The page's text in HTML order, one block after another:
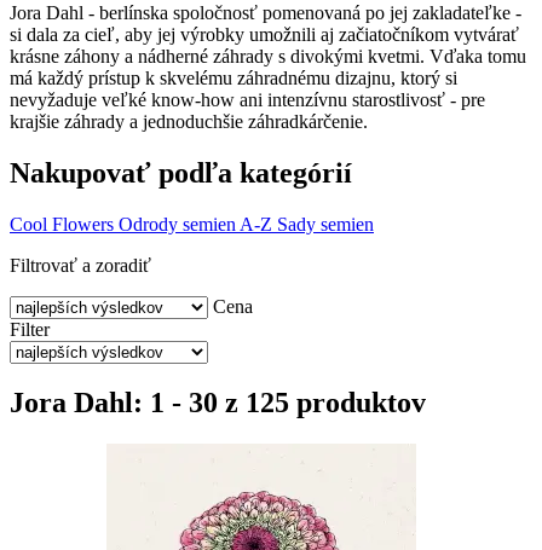
Jora Dahl - berlínska spoločnosť pomenovaná po jej zakladateľke -
si dala za cieľ, aby jej výrobky umožnili aj začiatočníkom vytvárať
krásne záhony a nádherné záhrady s divokými kvetmi. Vďaka tomu
má každý prístup k skvelému záhradnému dizajnu, ktorý si
nevyžaduje veľké know-how ani intenzívnu starostlivosť - pre
krajšie záhrady a jednoduchšie záhradkárčenie.
Nakupovať podľa kategórií
Cool Flowers Odrody semien A-Z Sady semien
Filtrovať a zoradiť
Cena
Filter
Jora Dahl: 1 - 30 z 125 produktov